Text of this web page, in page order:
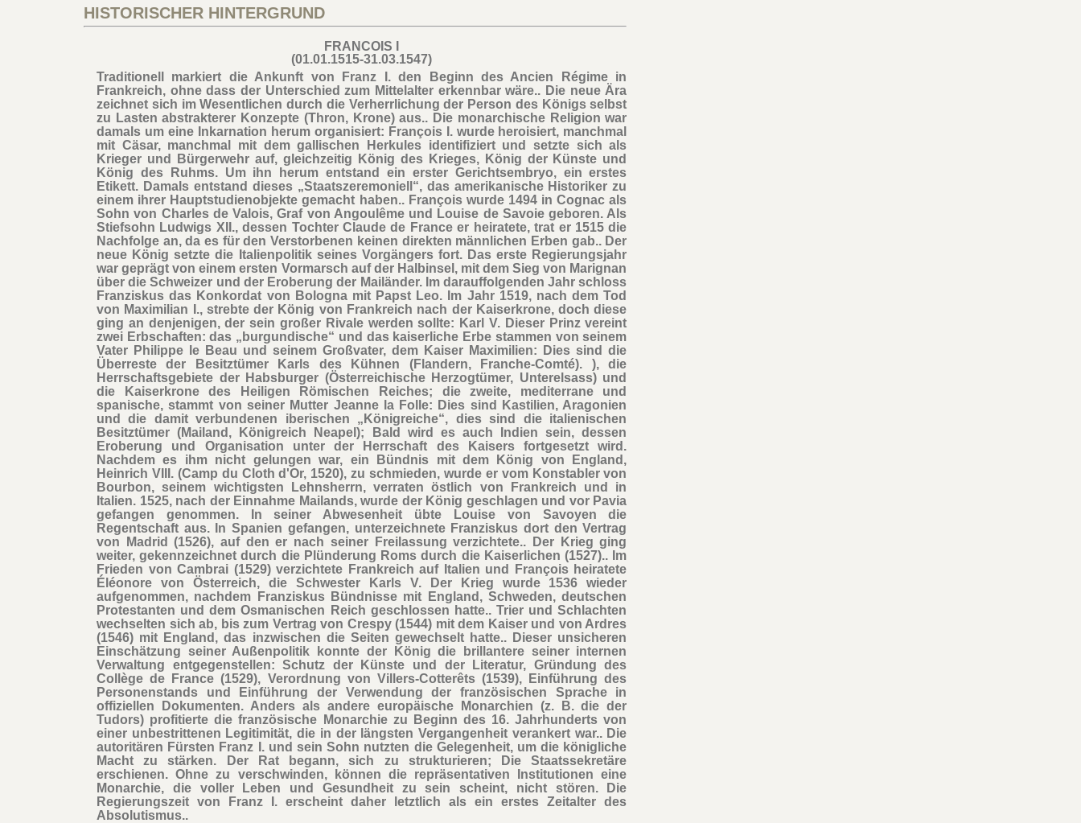
HISTORISCHER HINTERGRUND
FRANCOIS I
(01.01.1515-31.03.1547)
Traditionell markiert die Ankunft von Franz I. den Beginn des Ancien Régime in
Frankreich, ohne dass der Unterschied zum Mittelalter erkennbar wäre.. Die neue Ära
zeichnet sich im Wesentlichen durch die Verherrlichung der Person des Königs selbst
zu Lasten abstrakterer Konzepte (Thron, Krone) aus.. Die monarchische Religion war
damals um eine Inkarnation herum organisiert: François I. wurde heroisiert, manchmal
mit Cäsar, manchmal mit dem gallischen Herkules identifiziert und setzte sich als
Krieger und Bürgerwehr auf, gleichzeitig König des Krieges, König der Künste und
König des Ruhms. Um ihn herum entstand ein erster Gerichtsembryo, ein erstes
Etikett. Damals entstand dieses „Staatszeremoniell“, das amerikanische Historiker zu
einem ihrer Hauptstudienobjekte gemacht haben.. François wurde 1494 in Cognac als
Sohn von Charles de Valois, Graf von Angoulême und Louise de Savoie geboren. Als
Stiefsohn Ludwigs XII., dessen Tochter Claude de France er heiratete, trat er 1515 die
Nachfolge an, da es für den Verstorbenen keinen direkten männlichen Erben gab.. Der
neue König setzte die Italienpolitik seines Vorgängers fort. Das erste Regierungsjahr
war geprägt von einem ersten Vormarsch auf der Halbinsel, mit dem Sieg von Marignan
über die Schweizer und der Eroberung der Mailänder. Im darauffolgenden Jahr schloss
Franziskus das Konkordat von Bologna mit Papst Leo. Im Jahr 1519, nach dem Tod
von Maximilian I., strebte der König von Frankreich nach der Kaiserkrone, doch diese
ging an denjenigen, der sein großer Rivale werden sollte: Karl V. Dieser Prinz vereint
zwei Erbschaften: das „burgundische“ und das kaiserliche Erbe stammen von seinem
Vater Philippe le Beau und seinem Großvater, dem Kaiser Maximilien: Dies sind die
Überreste der Besitztümer Karls des Kühnen (Flandern, Franche-Comté). ), die
Herrschaftsgebiete der Habsburger (Österreichische Herzogtümer, Unterelsass) und
die Kaiserkrone des Heiligen Römischen Reiches; die zweite, mediterrane und
spanische, stammt von seiner Mutter Jeanne la Folle: Dies sind Kastilien, Aragonien
und die damit verbundenen iberischen „Königreiche“, dies sind die italienischen
Besitztümer (Mailand, Königreich Neapel); Bald wird es auch Indien sein, dessen
Eroberung und Organisation unter der Herrschaft des Kaisers fortgesetzt wird.
Nachdem es ihm nicht gelungen war, ein Bündnis mit dem König von England,
Heinrich VIII. (Camp du Cloth d'Or, 1520), zu schmieden, wurde er vom Konstabler von
Bourbon, seinem wichtigsten Lehnsherrn, verraten östlich von Frankreich und in
Italien. 1525, nach der Einnahme Mailands, wurde der König geschlagen und vor Pavia
gefangen genommen. In seiner Abwesenheit übte Louise von Savoyen die
Regentschaft aus. In Spanien gefangen, unterzeichnete Franziskus dort den Vertrag
von Madrid (1526), auf den er nach seiner Freilassung verzichtete.. Der Krieg ging
weiter, gekennzeichnet durch die Plünderung Roms durch die Kaiserlichen (1527).. Im
Frieden von Cambrai (1529) verzichtete Frankreich auf Italien und François heiratete
Éléonore von Österreich, die Schwester Karls V. Der Krieg wurde 1536 wieder
aufgenommen, nachdem Franziskus Bündnisse mit England, Schweden, deutschen
Protestanten und dem Osmanischen Reich geschlossen hatte.. Trier und Schlachten
wechselten sich ab, bis zum Vertrag von Crespy (1544) mit dem Kaiser und von Ardres
(1546) mit England, das inzwischen die Seiten gewechselt hatte.. Dieser unsicheren
Einschätzung seiner Außenpolitik konnte der König die brillantere seiner internen
Verwaltung entgegenstellen: Schutz der Künste und der Literatur, Gründung des
Collège de France (1529), Verordnung von Villers-Cotterêts (1539), Einführung des
Personenstands und Einführung der Verwendung der französischen Sprache in
offiziellen Dokumenten. Anders als andere europäische Monarchien (z. B. die der
Tudors) profitierte die französische Monarchie zu Beginn des 16. Jahrhunderts von
einer unbestrittenen Legitimität, die in der längsten Vergangenheit verankert war.. Die
autoritären Fürsten Franz I. und sein Sohn nutzten die Gelegenheit, um die königliche
Macht zu stärken. Der Rat begann, sich zu strukturieren; Die Staatssekretäre
erschienen. Ohne zu verschwinden, können die repräsentativen Institutionen eine
Monarchie, die voller Leben und Gesundheit zu sein scheint, nicht stören. Die
Regierungszeit von Franz I. erscheint daher letztlich als ein erstes Zeitalter des
Absolutismus..